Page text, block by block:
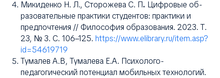
Микиденко Н. Л., Сторожева С. П. Цифровые об­
разовательные практики студентов: практики и
предпочтения // Филосо­фия образования. 2023. Т.
23, № 3. С. 106–125. https://www.elibrary.ru/item.asp?
id=54619719
Тумалев А.В, Тумалева Е.А. Психолого-
педагогический потенциал мобильных технологий.